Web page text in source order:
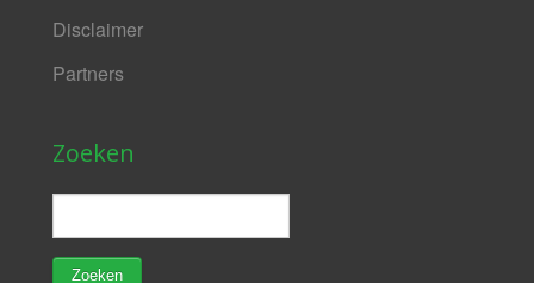
Disclaimer
Partners
Zoeken